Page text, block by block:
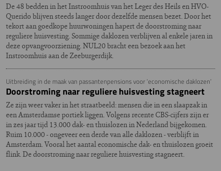
De 48 bedden in het Instroomhuis van het Leger des Heils en HVO-
Querido blijven steeds langer door dezelfde mensen bezet. Door het
tekort aan goedkope huurwoningen hapert de doorstroming naar
reguliere huisvesting. Sommige daklozen verblijven al enkele jaren in
deze opvangvoorziening. NUL20 bracht een bezoek aan het
Instroomhuis aan de Zeeburgerdijk.
Uitbreiding in de maak van passantenpensions voor ‘economische daklozen’
Doorstroming naar reguliere huisvesting stagneert
Ze zijn weer vaker in het straatbeeld: mensen die in een slaapzak in
een Amsterdamse portiek liggen. Volgens recente CBS-cijfers zijn er
in zes jaar tijd 13.000 dak- en thuislozen in Nederland bijgekomen.
Ruim 10.000 - ongeveer een derde van alle daklozen - verblijft in
Amsterdam. Vooral het aantal economische dak- en thuislozen groeit
flink. De doorstroming naar reguliere huisvesting stagneert.